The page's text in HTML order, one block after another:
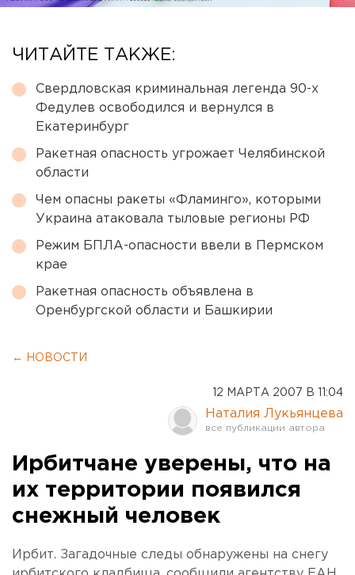
ЧИТАЙТЕ ТАКЖЕ:
Свердловская криминальная легенда 90-х
Федулев освободился и вернулся в
Екатеринбург
Ракетная опасность угрожает Челябинской
области
Чем опасны ракеты «Фламинго», которыми
Украина атаковала тыловые регионы РФ
Режим БПЛА-опасности ввели в Пермском
крае
Ракетная опасность объявлена в
Оренбургской области и Башкирии
← НОВОСТИ
12 МАРТА 2007 В 11:04
Наталия Лукьянцева
Ирбитчане уверены, что на
их территории появился
снежный человек
Ирбит. Загадочные следы обнаружены на снегу